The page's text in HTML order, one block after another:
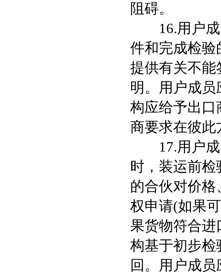
阻碍。
16.用户成
件和完成检验
提供有关不能
明。用户成
构应给予出口
商要求在彼此
17.用户成
时，装运前
的合伙对价
权申请(如果
果货物符合
构基于初步检
回。用户成